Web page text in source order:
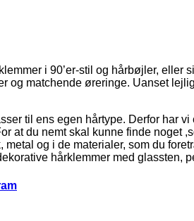
i 90’er-stil og hårbøjler,
og matchende øreringe. Uanset
til ens egen hårtype. Derfor har
at du nemt skal kunne finde
og i de materialer, som du
hårklemmer med glassten,